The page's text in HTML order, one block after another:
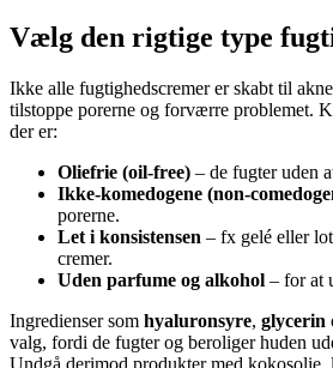
Vælg den rigtige type
Ikke alle fugtighedscremer er skabt til
tilstoppe porerne og forværre problemet.
der er:
Oliefrie (oil-free) – de fugter uden
Ikke-komedogene (non-
porerne.
Let i konsistensen – fx gelé eller
cremer.
Uden parfume og alkohol – for at
Ingredienser som hyaluronsyre, glycerin
valg, fordi de fugter og beroliger huden